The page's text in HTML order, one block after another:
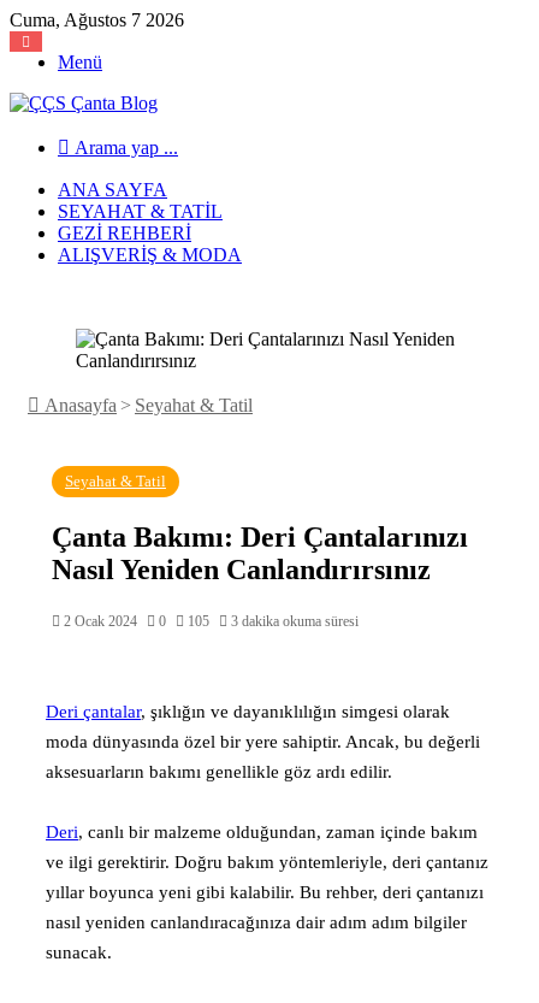
Cuma, Ağustos 7 2026
Menü
Arama yap ...
ANA SAYFA
SEYAHAT & TATIL
GEZI REHBERI
ALIŞVERIŞ & MODA
Anasayfa > Seyahat & Tatil
Seyahat & Tatil
Çanta Bakımı: Deri Çantalarınızı
Nasıl Yeniden Canlandırırsınız
2 Ocak 2024 0 105 3 dakika okuma süresi
Deri çantalar, şıklığın ve dayanıklılığın simgesi olarak
moda dünyasında özel bir yere sahiptir. Ancak, bu değerli
aksesuarların bakımı genellikle göz ardı edilir.
Deri, canlı bir malzeme olduğundan, zaman içinde bakım
ve ilgi gerektirir. Doğru bakım yöntemleriyle, deri çantanız
yıllar boyunca yeni gibi kalabilir. Bu rehber, deri çantanızı
nasıl yeniden canlandıracağınıza dair adım adım bilgiler
sunacak.